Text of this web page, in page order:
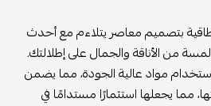
بتصميم معاصر يتلاءم مع أحدث
من الأناقة والجمال على إطلالتك.
مواد عالية الجودة، مما يضمن
مما يجعلها استثمارًا مستدامًا في